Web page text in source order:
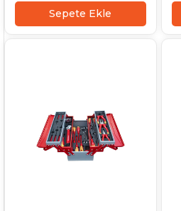
Sepete Ekle